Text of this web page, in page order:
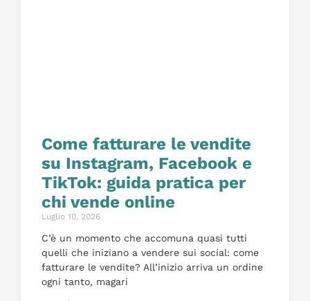
Come fatturare le vendite
su Instagram, Facebook e
TikTok: guida pratica per
chi vende online
Luglio 10, 2026
C’è un momento che accomuna quasi tutti
quelli che iniziano a vendere sui social: come
fatturare le vendite? All’inizio arriva un ordine
ogni tanto, magari